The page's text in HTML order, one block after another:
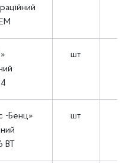
шт
-Бенц»
ВТ
шт